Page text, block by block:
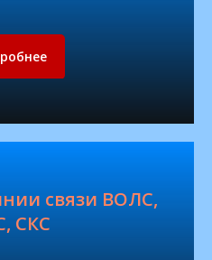
связи ВОЛС,
СКС